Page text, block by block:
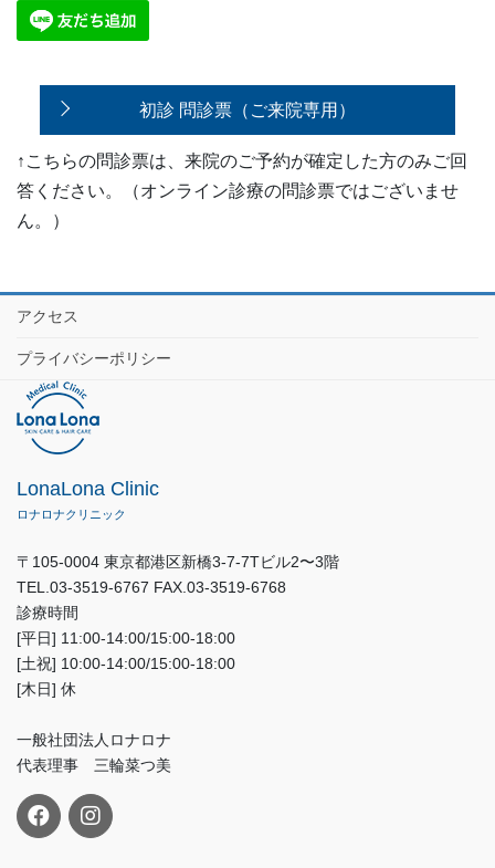
初診 問診票（ご来院専用）
↑こちらの問診票は、来院のご予約が確定した方のみご回
答ください。（オンライン診療の問診票ではございませ
ん。）
アクセス
プライバシーポリシー
LonaLona Clinic
ロナロナクリニック
〒105-0004 東京都港区新橋3-7-7Tビル2〜3階
TEL.03-3519-6767 FAX.03-3519-6768
診療時間
[平日] 11:00-14:00/15:00-18:00
[土祝] 10:00-14:00/15:00-18:00
[木日] 休
一般社団法人ロナロナ
代表理事 三輪菜つ美